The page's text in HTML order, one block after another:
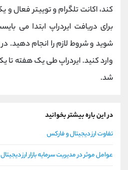
کند، اکانت تلگرام و توییتر فعال
برای دریافت ایردراپ ابتدا می
شوید و شروط لازم را انجام دهید.
وارد کنید. ایردراپ طی یک هفته تا
شد.
در این باره بیشتر بخوانید
تفاوت ارز دیجیتال و فارکس
عوامل موثر در مدیریت سرمایه بازار ارز دیجیتال